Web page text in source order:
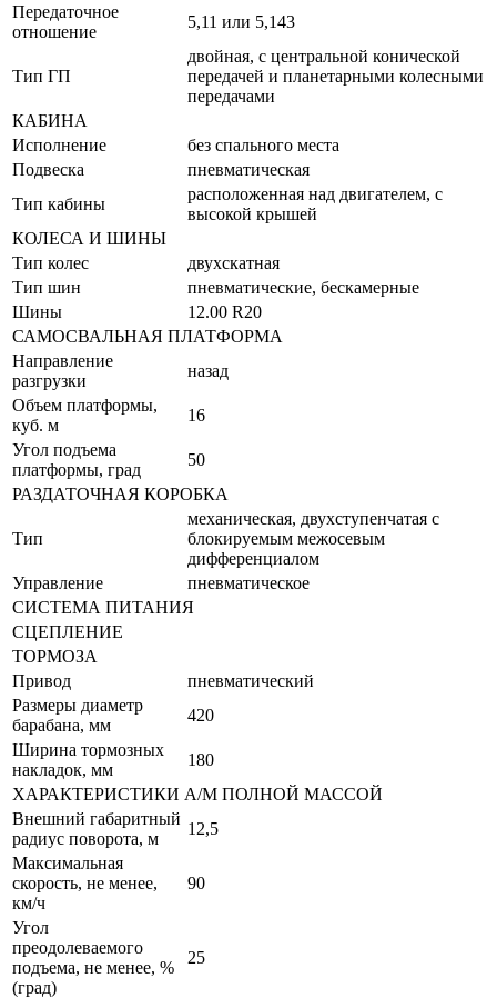
Передаточное
отношение
5,11 или 5,143
Тип ГП
двойная, с центральной конической
передачей и планетарными колесными
передачами
КАБИНА
Исполнение
без спального места
Подвеска
пневматическая
Тип кабины
расположенная над двигателем, с
высокой крышей
КОЛЕСА И ШИНЫ
Тип колес
двухскатная
Тип шин
пневматические, бескамерные
Шины
12.00 R20
САМОСВАЛЬНАЯ ПЛАТФОРМА
Направление
разгрузки
назад
Объем платформы,
куб. м
16
Угол подъема
платформы, град
50
РАЗДАТОЧНАЯ КОРОБКА
Тип
механическая, двухступенчатая с
блокируемым межосевым
дифференциалом
Управление
пневматическое
СИСТЕМА ПИТАНИЯ
СЦЕПЛЕНИЕ
ТОРМОЗА
Привод
пневматический
Размеры диаметр
барабана, мм
420
Ширина тормозных
накладок, мм
180
ХАРАКТЕРИСТИКИ А/М ПОЛНОЙ МАССОЙ
Внешний габаритный
радиус поворота, м
12,5
Максимальная
скорость, не менее,
км/ч
90
Угол
преодолеваемого
подъема, не менее, %
(град)
25